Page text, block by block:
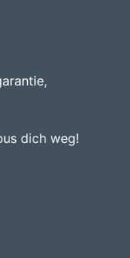
dich weg!